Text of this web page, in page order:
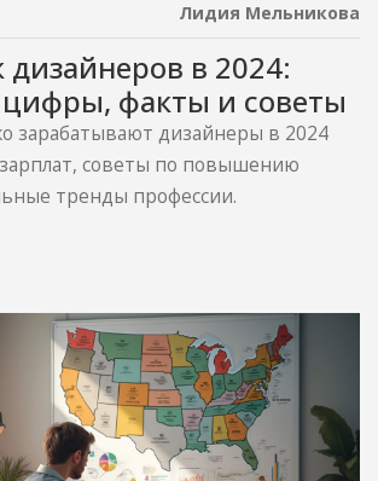
Лидия Мельникова
дизайнеров в 2024:
факты и советы
зарабатывают дизайнеры в 2024
советы по повышению
тренды профессии.